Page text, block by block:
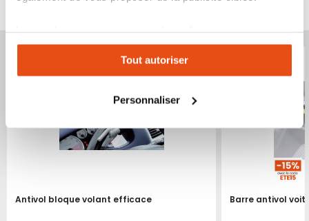
expérience personnalisée sur notre site. Vous pouvez
changer votre choix à n'importe quel moment. Refuser
tous les cookies peut limiter certaines fonctionnalités.
Tout autoriser
Personnaliser
Antivol bloque volant efficace Barre antivol